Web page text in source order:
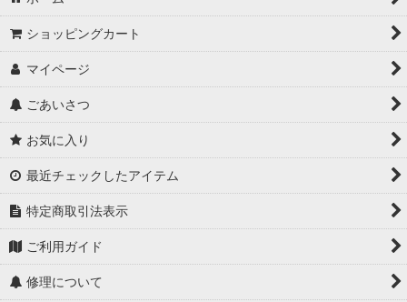
ショッピングカート
マイページ
ごあいさつ
お気に入り
最近チェックしたアイテム
特定商取引法表示
ご利用ガイド
修理について